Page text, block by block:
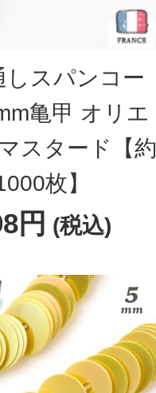
しスパンコー
亀甲 オリエ
スタード【約
枚】
円 (税込)